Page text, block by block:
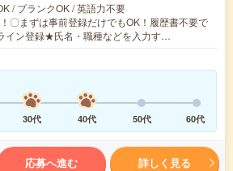
/ ブランクOK / 英語力不要
〇まずは事前登録だけでもOK！履歴書不要で
イン登録★氏名・職種などを入力す…
30代 40代 50代 60代
応募へ進む 詳しく見る